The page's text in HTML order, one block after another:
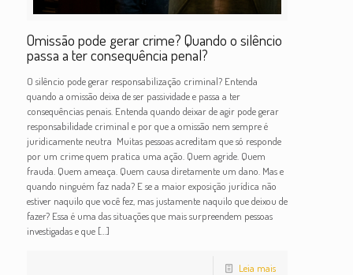
Omissão pode gerar crime? Quando o silêncio
passa a ter consequência penal?
O silêncio pode gerar responsabilização criminal? Entenda
quando a omissão deixa de ser passividade e passa a ter
consequências penais. Entenda quando deixar de agir pode gerar
responsabilidade criminal e por que a omissão nem sempre é
juridicamente neutra Muitas pessoas acreditam que só responde
por um crime quem pratica uma ação. Quem agride. Quem
frauda. Quem ameaça. Quem causa diretamente um dano. Mas e
quando ninguém faz nada? E se a maior exposição jurídica não
estiver naquilo que você fez, mas justamente naquilo que deixou de
fazer? Essa é uma das situações que mais surpreendem pessoas
investigadas e que[…]
Leia mais